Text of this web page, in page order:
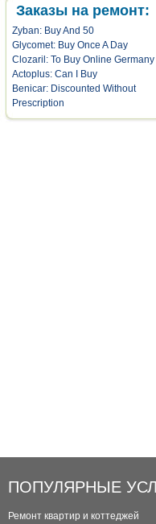
Заказы на ремонт:
Zyban: Buy And 50
Glycomet: Buy Once A Day
Clozaril: To Buy Online Germany
Actoplus: Can I Buy
Benicar: Discounted Without
Prescription
ПОПУЛЯРНЫЕ
Ремонт квартир и коттеджей